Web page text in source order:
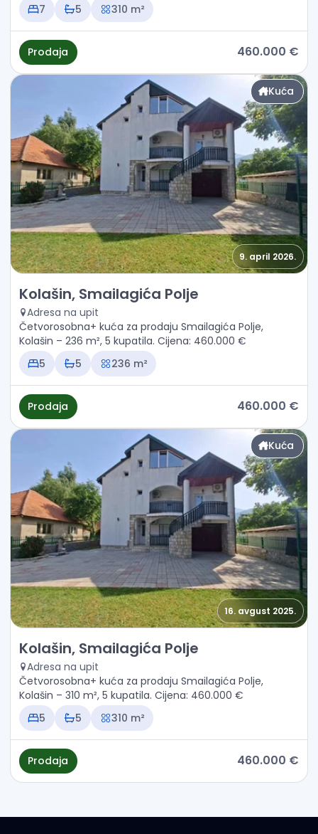
7
5 310 m²
Prodaja 460.000 €
Kuća
9. april 2026.
Prodaja - Kuća Kolašin, Smailagića Polje
Kolašin, Smailagića Polje
Adresa na upit
Četvorosobna+ kuća za prodaju Smailagića Polje,
Kolašin – 236 m², 5 kupatila. Cijena: 460.000 €
5
5 236 m²
Prodaja 460.000 €
Kuća
16. avgust 2025.
Prodaja - Kuća Kolašin, Smailagića Polje
Kolašin, Smailagića Polje
Adresa na upit
Četvorosobna+ kuća za prodaju Smailagića Polje,
Kolašin – 310 m², 5 kupatila. Cijena: 460.000 €
5
5 310 m²
Prodaja 460.000 €